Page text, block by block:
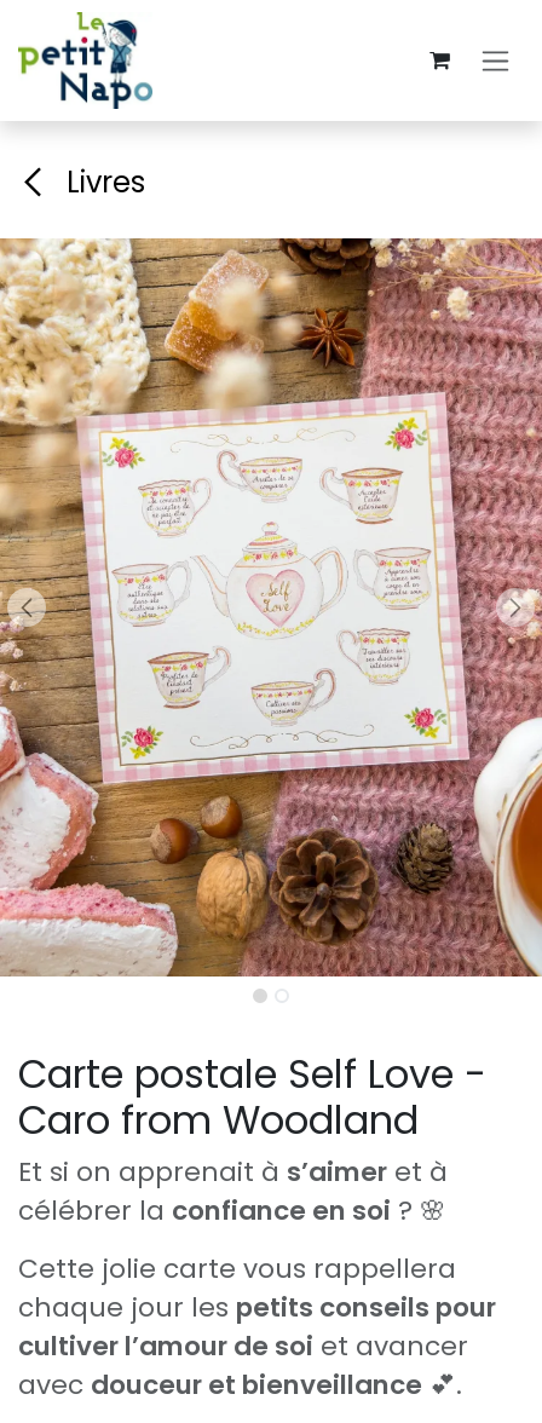
Se rendre au contenu
Livres
Carte postale Self Love -
Caro from Woodland
Et si on apprenait à s’aimer et à
célébrer la confiance en soi ? 🌸
Cette jolie carte vous rappellera
chaque jour les petits conseils pour
cultiver l’amour de soi et avancer
avec douceur et bienveillance 💕.